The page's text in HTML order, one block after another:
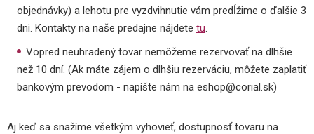
objednávky) a lehotu pre vyzdvihnutie vám predĺžime o ďalšie 3
dni. Kontakty na naše predajne nájdete tu.
Vopred neuhradený tovar nemôžeme rezervovať na dlhšie
než 10 dní. (Ak máte zájem o dlhšiu rezerváciu, môžete zaplatiť
bankovým prevodom - napíšte nám na eshop@corial.sk)
Aj keď sa snažíme všetkým vyhovieť, dostupnosť tovaru na